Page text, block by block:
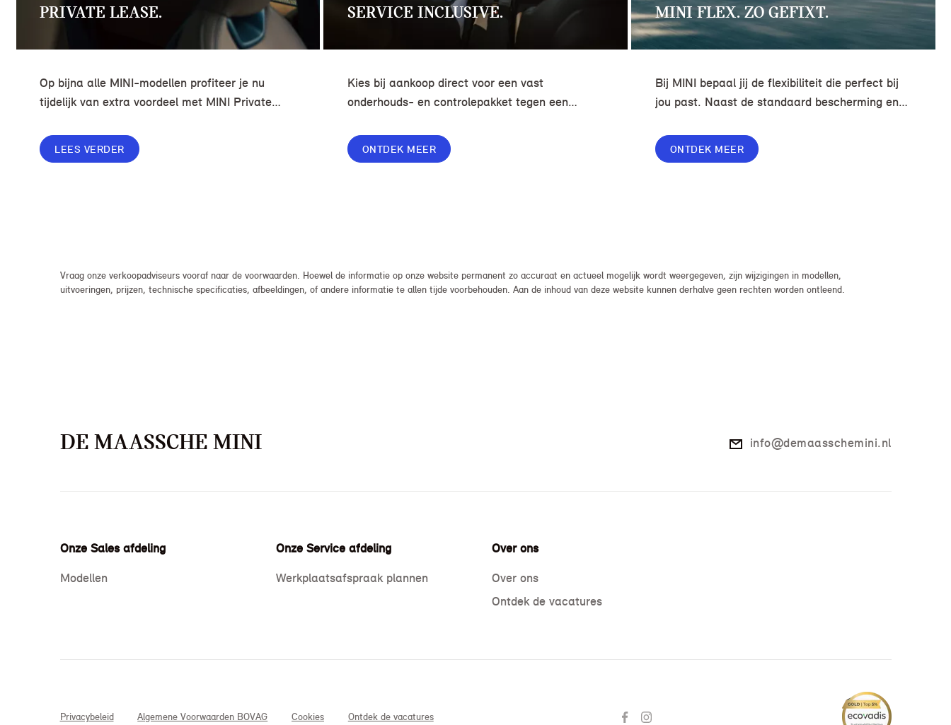
PRIVATE LEASE.
Op bijna alle MINI-modellen profiteer je nu
tijdelijk van extra voordeel met MINI Private
maand, in plaats van € 449. Afhankelijk van de
uitvoering kan jouw voordeel nog verder
LEES VERDER
SERVICE INCLUSIVE.
Kies bij aankoop direct voor een vast
onderhouds- en controlepakket tegen een
onverwachte kosten kunt rijden.
ONTDEK MEER
MINI FLEX. ZO GEFIXT.
Bij MINI bepaal jij de flexibiliteit die perfect bij
jou past. Naast de standaard bescherming en
lease nog meer flexibiliteit met Switch of Flex
Premium.
ONTDEK MEER
Vraag onze verkoopadviseurs vooraf naar de voorwaarden. Hoewel de informatie op onze website permanent zo accuraat en actueel mogelijk wordt weergegeven, zijn wijzigingen in modellen,
uitvoeringen, prijzen, technische specificaties, afbeeldingen, of andere informatie te allen tijde voorbehouden. Aan de inhoud van deze website kunnen derhalve geen rechten worden ontleend.
DE MAASSCHE MINI info@demaasschemini.nl
Onze Sales afdeling
Modellen
Onze Service afdeling
Werkplaatsafspraak plannen
Over ons
Over ons
Ontdek de vacatures
Privacybeleid Algemene Voorwaarden BOVAG Cookies Ontdek de vacatures